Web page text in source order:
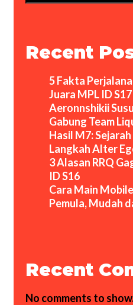
Recent
5 Fakta
Juara MPL ID S17
Aeronnshikii
Gabung Team
Hasil M7:
Langkah Alter
3 Alasan RRQ
ID S16
Cara Main
Pemula, Mudah
Recent
No comments to